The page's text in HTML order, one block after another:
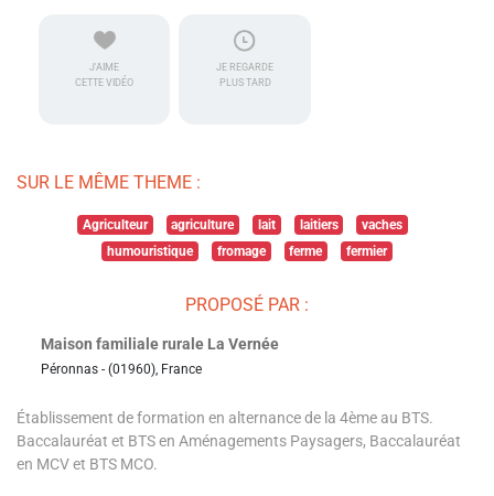
J'AIME
CETTE VIDÉO
JE REGARDE
PLUS TARD
SUR LE MÊME THEME :
Agriculteur agriculture lait laitiers
vaches
humouristique
fromage ferme fermier
PROPOSÉ PAR :
Maison familiale rurale La Vernée
Péronnas - (01960), France
Établissement de formation en alternance de la 4ème au BTS.
Baccalauréat et BTS en Aménagements Paysagers, Baccalauréat
en MCV et BTS MCO.